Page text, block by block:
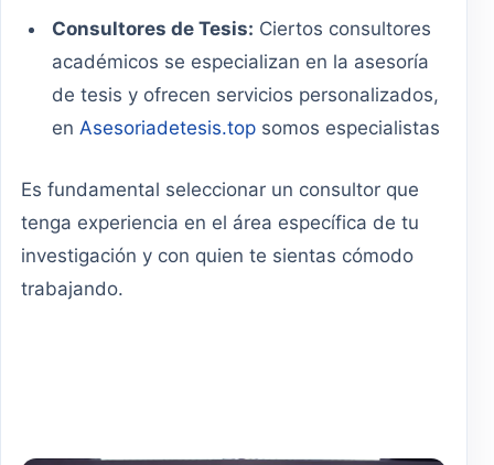
Consultores de Tesis: Ciertos consultores
académicos se especializan en la asesoría
de tesis y ofrecen servicios personalizados,
enAsesoriadetesis.top somos especialistas
Es fundamental seleccionar un consultor que
tenga experiencia en el área específica de tu
investigación y con quien te sientas cómodo
trabajando.